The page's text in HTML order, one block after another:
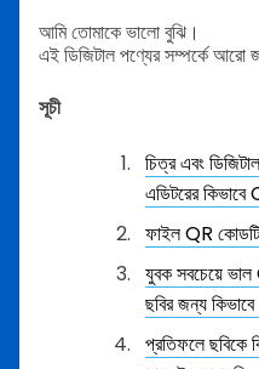
আমি তোমাকে ভালো বুঝি।
এই ডিজিটাল পণ্যের সম্পর্কে
সূচী
চিত্র এবং
এডিটরের
ফাইল QR
যুবক সবচেয়ে
ছবির জন্য
প্রতিফলে